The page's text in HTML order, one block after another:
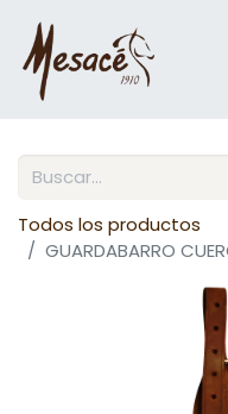
Todos los productos
GUARDABARRO